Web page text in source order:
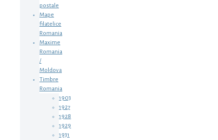
postale
Mape
filatelice
Romania
Maxime
Romania
/
Moldova
Timbre
Romania
1903
1927
1928
1929
1931